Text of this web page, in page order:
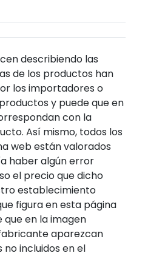
describiendo las
de los productos han
los importadores o
y puede que en
con la
Así mismo, todos los
web están valorados
haber algún error
el precio que dicho
establecimiento
figura en esta página
en la imagen
aparezcan
incluidos en el